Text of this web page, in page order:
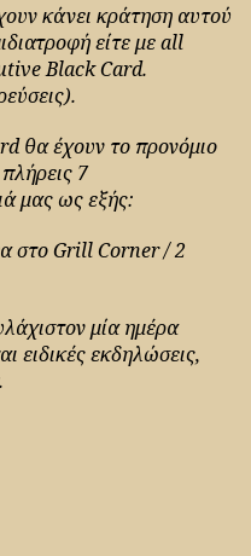
κάνει κράτηση αυτού
είτε με all
Black Card.
θα έχουν το προνόμιο
7
μας ως εξής:
στο Grill Corner / 2
μία ημέρα
ειδικές εκδηλώσεις,